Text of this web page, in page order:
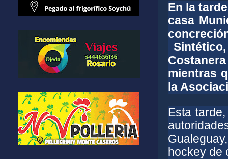
En la
casa
mientras
la
Esta
hockey de